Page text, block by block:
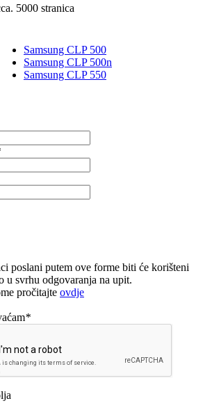
5000 stranica
Samsung CLP 500
Samsung CLP 500n
Samsung CLP 550
poslani putem ove forme biti će korišteni
u svrhu odgovaranja na upit.
pročitajte ovdje
*